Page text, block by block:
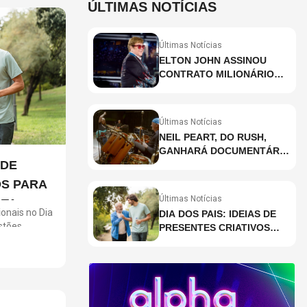
PARA
no Dia
vinis,
de
ÚLTIMAS NOTÍCIAS
Últimas Notícias
ELTON JOHN ASSINOU
CONTRATO MILIONÁRIO
Últimas Notícias
NEIL PEART, DO RUSH,
GANHARÁ DOCUMENTÁRIO
SMITH, STEWART
CAREY
Últimas Notícias
DIA DOS PAIS: IDEIAS DE
PRESENTES CRIATIVOS